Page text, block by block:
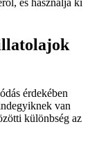
és használja ki
érdekében
van
különbség az